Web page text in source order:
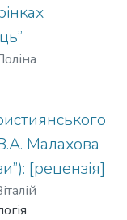
Малахова
[рецензія]